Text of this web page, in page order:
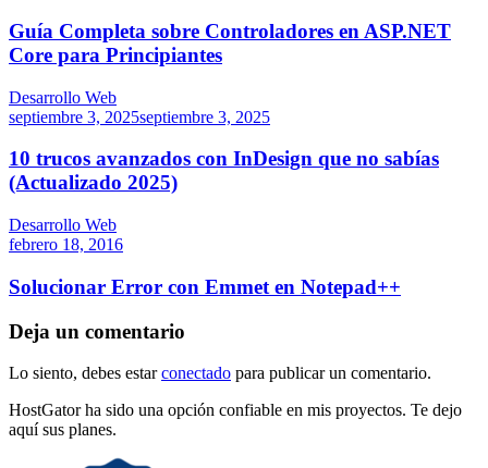
Guía Completa sobre Controladores en ASP.NET
Core para Principiantes
Desarrollo Web
septiembre 3, 2025septiembre 3, 2025
10 trucos avanzados con InDesign que no sabías
(Actualizado 2025)
Desarrollo Web
febrero 18, 2016
Solucionar Error con Emmet en Notepad++
Deja un comentario
Lo siento, debes estarconectado para publicar un comentario.
HostGator ha sido una opción confiable en mis proyectos. Te dejo
aquí sus planes.